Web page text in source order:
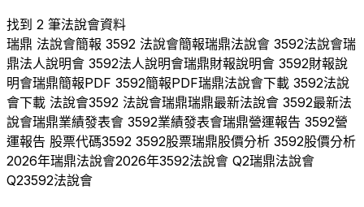
找到 2 筆法說會資料
瑞鼎 法說會簡報 3592 法說會簡報瑞鼎法說會 3592法說會瑞
鼎法人說明會 3592法人說明會瑞鼎財報說明會 3592財報說
明會瑞鼎簡報PDF 3592簡報PDF瑞鼎法說會下載 3592法說
會下載 法說會3592 法說會瑞鼎瑞鼎最新法說會 3592最新法
說會瑞鼎業績發表會 3592業績發表會瑞鼎營運報告 3592營
運報告 股票代碼3592 3592股票瑞鼎股價分析 3592股價分析
2026年瑞鼎法說會2026年3592法說會 Q2瑞鼎法說會
Q23592法說會